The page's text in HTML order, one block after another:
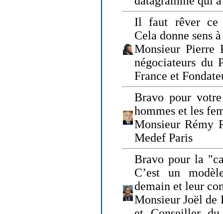
Il faut rêver ce
Cela donne sens
Monsieur Pierre
négociateurs du
France et
Bravo pour
hommes et les
Monsieur Rémy
Medef Paris
Bravo pour la
C’est un
demain et leur
Monsieur Joël de